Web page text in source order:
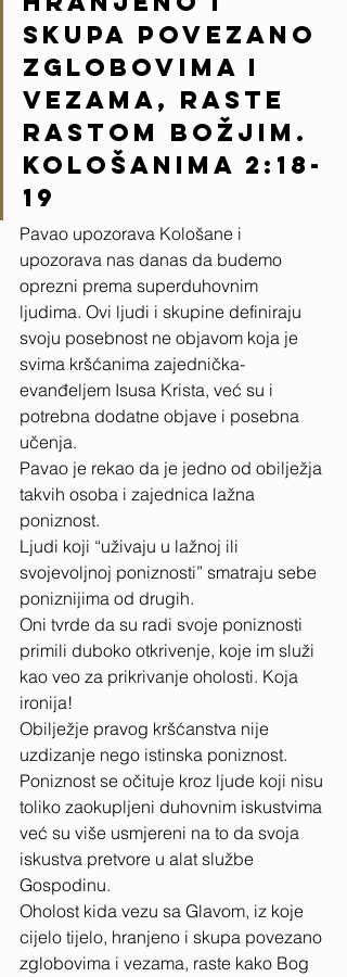
skupa povezano
zglobovima i
vezama, raste
rastom Božjim.
Kološanima 2:18-
19
Pavao upozorava Kološane i
upozorava nas danas da budemo
oprezni prema superduhovnim
ljudima. Ovi ljudi i skupine definiraju
svoju posebnost ne objavom koja je
svima kršćanima zajednička-
evanđeljem Isusa Krista, već su i
potrebna dodatne objave i posebna
učenja.
Pavao je rekao da je jedno od obilježja
takvih osoba i zajednica lažna
poniznost.
Ljudi koji “uživaju u lažnoj ili
svojevoljnoj poniznosti” smatraju sebe
poniznijima od drugih.
Oni tvrde da su radi svoje poniznosti
primili duboko otkrivenje, koje im služi
kao veo za prikrivanje oholosti. Koja
ironija!
Obilježje pravog kršćanstva nije
uzdizanje nego istinska poniznost.
Poniznost se očituje kroz ljude koji nisu
toliko zaokupljeni duhovnim iskustvima
već su više usmjereni na to da svoja
iskustva pretvore u alat službe
Gospodinu.
Oholost kida vezu sa Glavom, iz koje
cijelo tijelo, hranjeno i skupa povezano
zglobovima i vezama, raste kako Bog